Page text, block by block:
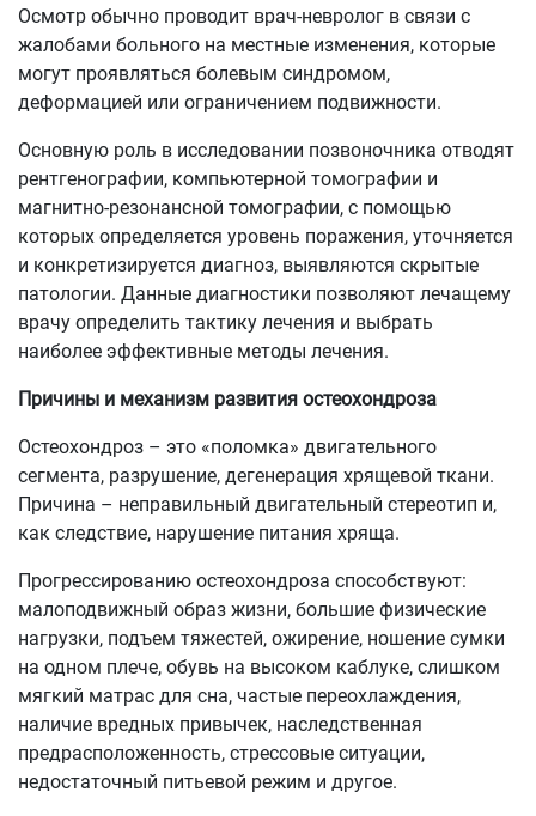
Осмотр обычно проводит врач-невролог в связи с
жалобами больного на местные изменения, которые
могут проявляться болевым синдромом,
деформацией или ограничением подвижности.
Основную роль в исследовании позвоночника отводят
рентгенографии, компьютерной томографии и
магнитно-резонансной томографии, с помощью
которых определяется уровень поражения, уточняется
и конкретизируется диагноз, выявляются скрытые
патологии. Данные диагностики позволяют лечащему
врачу определить тактику лечения и выбрать
наиболее эффективные методы лечения.
Причины и механизм развития остеохондроза
Остеохондроз – это «поломка» двигательного
сегмента, разрушение, дегенерация хрящевой ткани.
Причина – неправильный двигательный стереотип и,
как следствие, нарушение питания хряща.
Прогрессированию остеохондроза способствуют:
малоподвижный образ жизни, большие физические
нагрузки, подъем тяжестей, ожирение, ношение сумки
на одном плече, обувь на высоком каблуке, слишком
мягкий матрас для сна, частые переохлаждения,
наличие вредных привычек, наследственная
предрасположенность, стрессовые ситуации,
недостаточный питьевой режим и другое.